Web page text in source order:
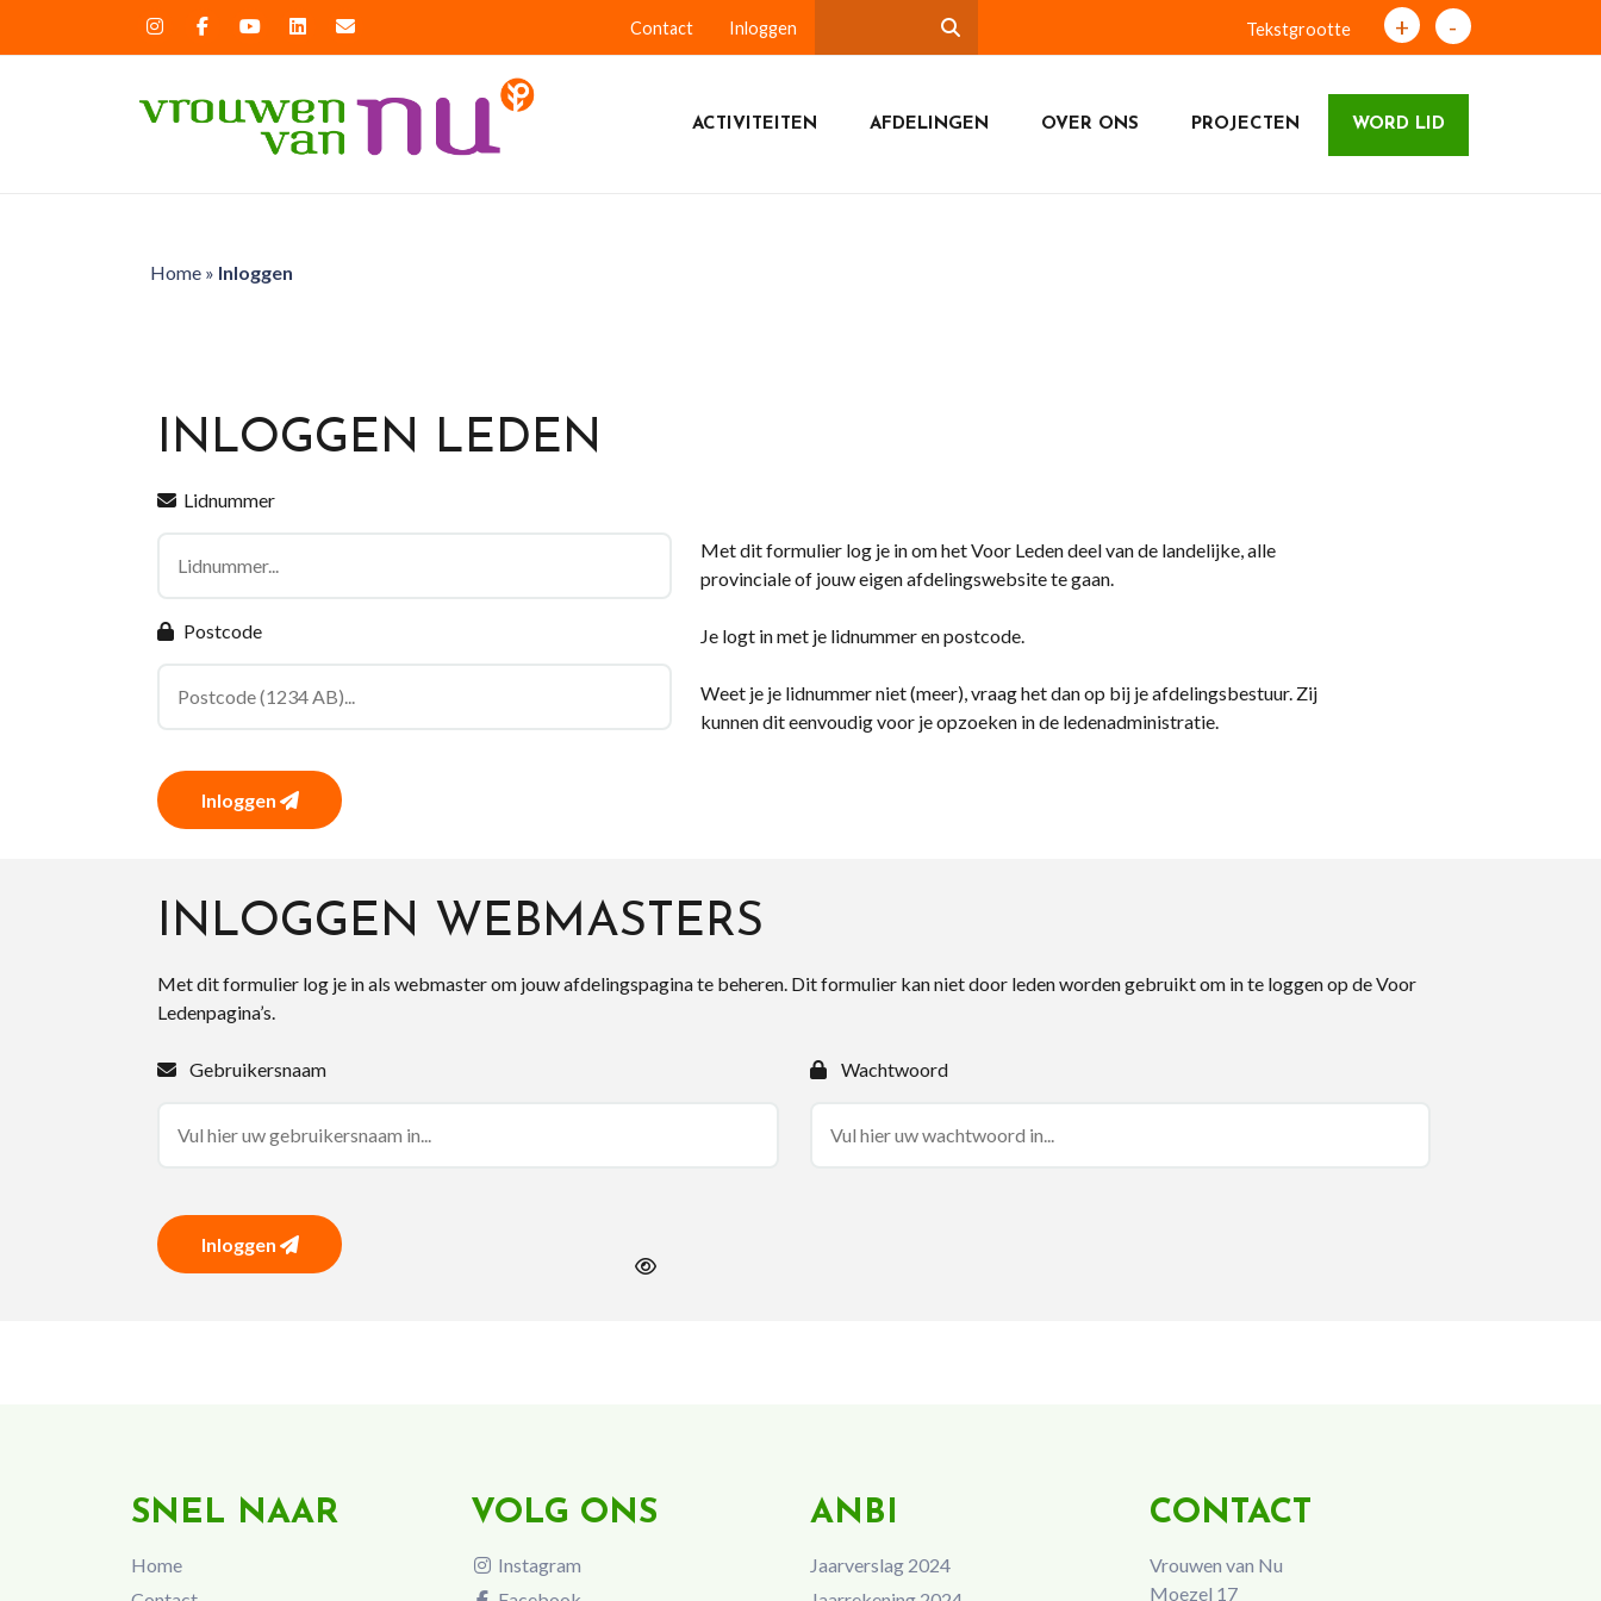
Contact Inloggen Tekstgrootte + -
ACTIVITEITEN AFDELINGEN OVER ONS PROJECTEN WORD LID
Home» Inloggen
INLOGGEN LEDEN
Lidnummer
Postcode
Inloggen
Met dit formulier log je in om het Voor Leden deel van de landelijke, alle
provinciale of jouw eigen afdelingswebsite te gaan.
Je logt in met je lidnummer en postcode.
Weet je je lidnummer niet (meer), vraag het dan op bij je afdelingsbestuur. Zij
kunnen dit eenvoudig voor je opzoeken in de ledenadministratie.
INLOGGEN WEBMASTERS
Met dit formulier log je in als webmaster om jouw afdelingspagina te beheren. Dit formulier kan niet door leden worden gebruikt om in te loggen op de Voor
Ledenpagina’s.
Gebruikersnaam Wachtwoord
Inloggen
SNEL NAAR
Home
VOLG ONS
Instagram
ANBI
Jaarverslag 2024
CONTACT
Vrouwen van Nu
Moezel 17